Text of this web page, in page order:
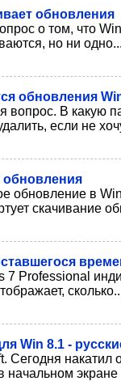
обновления
о том, что
но ни одно...
обновления
вопрос. В какую
если не
обновления
обновление в
скачивание
7 Professional
Win 8.1 -
Сегодня накатил
начальном экране